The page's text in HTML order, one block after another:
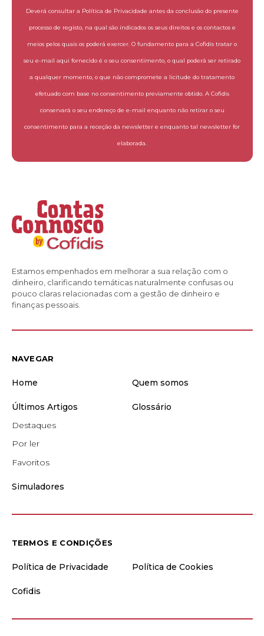
Deverá consultar a Política de Privacidade antes da conclusão do presente
processo de registo, na qual são indicados os seus direitos e os contactos e
meios pelos quais os poderá exercer. O fundamento para a Cofidis tratar o
seu e-mail aqui fornecido é o seu consentimento, o qual poderá ser retirado
a qualquer momento, o que não compromete a licitude do tratamento
efetuado com base no consentimento previamente obtido. A Cofidis
conservará o seu endereço de e-mail enquanto não retirar o seu
consentimento para a receção da newsletter e enquanto tal newsletter for
elaborada.
Estamos empenhados em melhorar a sua relação com o
dinheiro, clarificando temáticas naturalmente confusas ou
pouco claras relacionadas com a gestão de dinheiro e
finanças pessoais.
NAVEGAR
Home Quem somos
Últimos Artigos
Destaques
Por ler
Favoritos
Glossário
Simuladores
TERMOS E CONDIÇÕES
Política de Privacidade Política de Cookies
Cofidis